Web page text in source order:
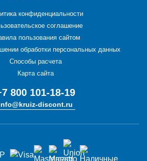
конфиденциальности
соглашение
пользования сайтом
обработки персональных данных
Способы расчета
Карта сайта
800 101-18-19
discont.ru